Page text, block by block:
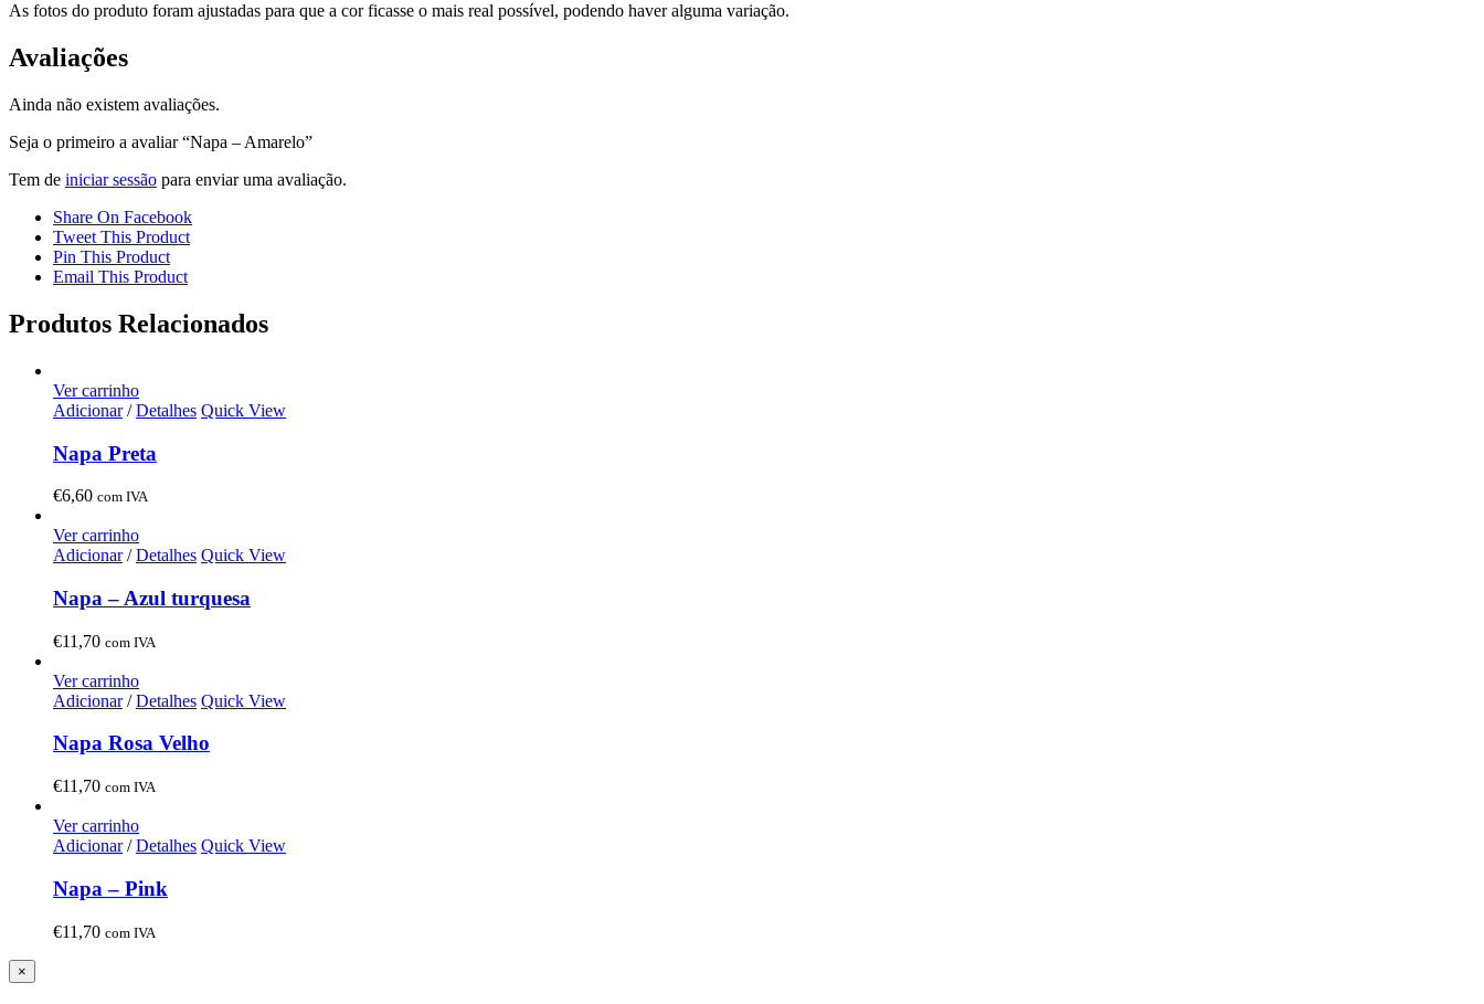
As fotos do produto foram ajustadas para que a cor ficasse o mais real possível, podendo haver alguma variação.
Avaliações
Ainda não existem avaliações.
Seja o primeiro a avaliar “Napa – Amarelo”
Tem de iniciar sessão para enviar uma avaliação.
Share On Facebook
Tweet This Product
Pin This Product
Email This Product
Produtos Relacionados
Ver carrinho
Adicionar/ Detalhes Quick View
Napa Preta
€6,60 com IVA
Ver carrinho
Adicionar/ Detalhes Quick View
Napa – Azul turquesa
€11,70 com IVA
Ver carrinho
Adicionar/ Detalhes Quick View
Napa Rosa Velho
€11,70 com IVA
Ver carrinho
Adicionar/ Detalhes Quick View
Napa – Pink
€11,70 com IVA
Close
product
×